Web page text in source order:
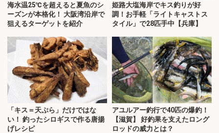
海水温25℃を超えると夏魚のシ
ーズンが本格化！ 大阪湾沿岸で
狙えるターゲットを紹介
姫路大塩海岸でキス釣りが好
調！お手軽「ライトキャストス
タイル」で28匹手中【兵庫】
「キス＝天ぷら」だけではな
い！ 釣ったシロギスで作る唐揚
げレシピ
アユルアー釣行で40匹の爆釣！
【滋賀】 好釣果を支えたロング
ロッドの威力とは？